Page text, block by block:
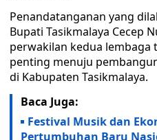
Penandatanganan yang
Bupati Tasikmalaya Cecep
perwakilan kedua
penting menuju
di Kabupaten Tasikmalaya.
Baca Juga:
Festival Musik dan
Pertumbuhan Baru